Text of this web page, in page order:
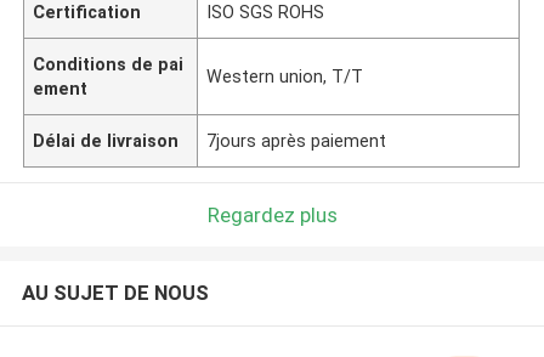
Certification ISO SGS ROHS
Conditions de pai
ement
Western union, T/T
Délai de livraison 7jours après paiement
Regardez plus
AU SUJET DE NOUS